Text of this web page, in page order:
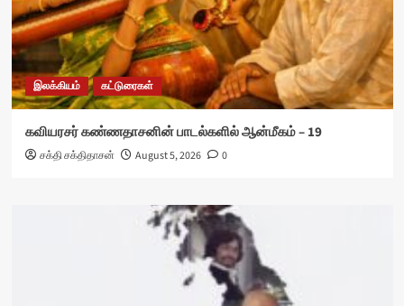
இலக்கியம் கட்டுரைகள்
கவியரசர் கண்ணதாசனின் பாடல்களில் ஆன்மீகம் – 19
சக்தி சக்திதாசன் August 5, 2026 0